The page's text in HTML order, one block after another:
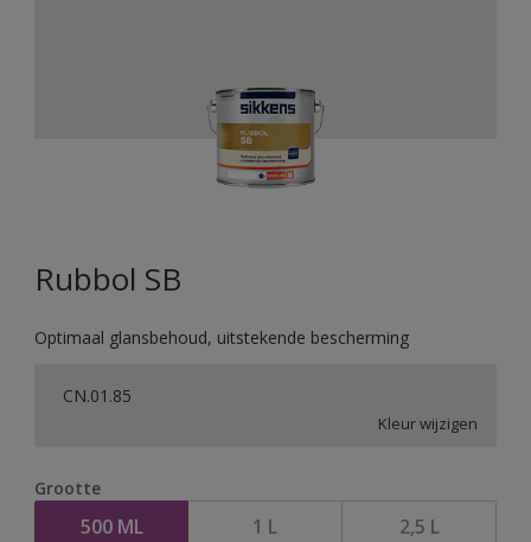
Rubbol SB
Optimaal glansbehoud, uitstekende bescherming
CN.01.85
Kleur wijzigen
Grootte
500 ML 1 L 2,5 L